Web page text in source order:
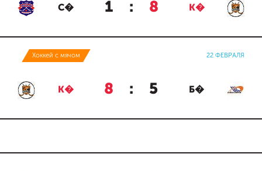
С� 1 : 8 К�
Хоккей с мячом 22 ФЕВРАЛЯ
К� 8 : 5 Б�